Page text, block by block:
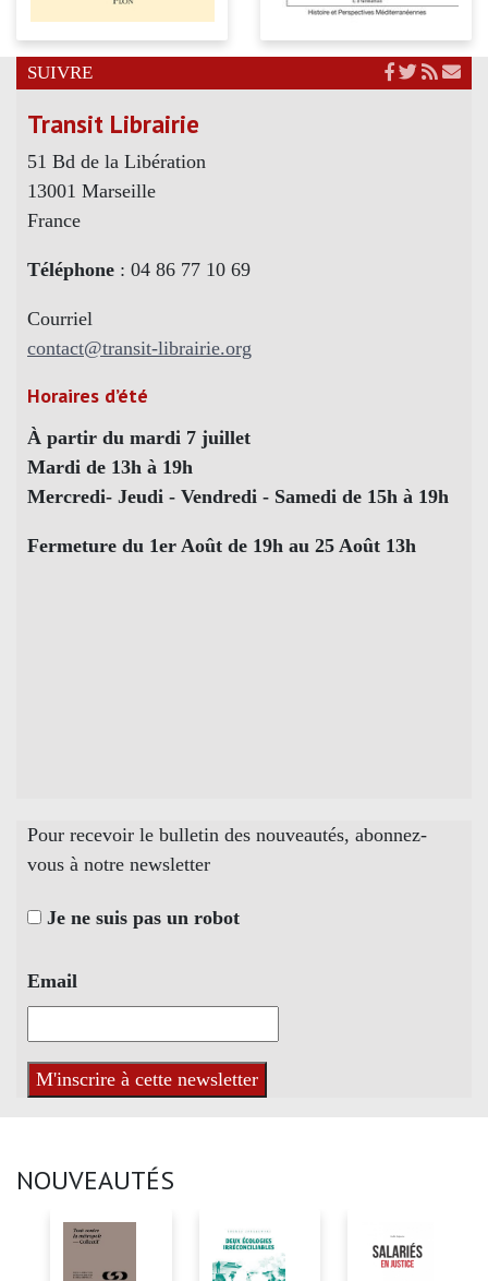
SUIVRE
Transit Librairie
51 Bd de la Libération
13001 Marseille
France
Téléphone : 04 86 77 10 69
Courriel
contact@transit-librairie.org
Horaires d’été
À partir du mardi 7 juillet
Mardi de 13h à 19h
Mercredi- Jeudi - Vendredi - Samedi de 15h à 19h
Fermeture du 1er Août de 19h au 25 Août 13h
Pour recevoir le bulletin des nouveautés, abonnez-
vous à notre newsletter
Je ne suis pas un robot
Email
NOUVEAUTÉS